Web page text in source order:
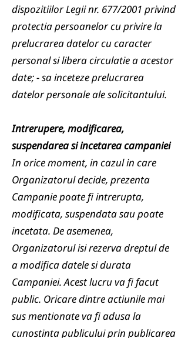
dispozitiilor Legii nr. 677/2001 privind
protectia persoanelor cu privire la
prelucrarea datelor cu caracter
personal si libera circulatie a acestor
date; - sa inceteze prelucrarea
datelor personale ale solicitantului.
Intrerupere, modificarea,
suspendarea si incetarea campaniei
In orice moment, in cazul in care
Organizatorul decide, prezenta
Campanie poate fi intrerupta,
modificata, suspendata sau poate
incetata. De asemenea,
Organizatorul isi rezerva dreptul de
a modifica datele si durata
Campaniei. Acest lucru va fi facut
public. Oricare dintre actiunile mai
sus mentionate va fi adusa la
cunostinta publicului prin publicarea